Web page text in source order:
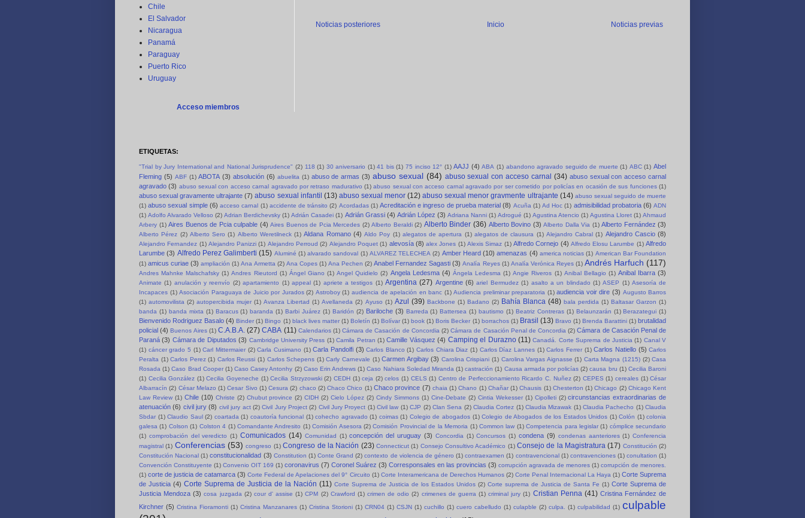
Noticias posteriores Noticias previas
Inicio
Chile
El Salvador
Nicaragua
Panamá
Paraguay
Puerto Rico
Uruguay
Acceso miembros
ETIQUETAS:
"Trial by Jury International and National Jurisprudence" (2) 118 (1) 30 aniversario (1) 41 bis (1) 75 inciso 12° (1) AAJJ (4) ABA (1) abandono agravado seguido de muerte (1) ABC (1) Abel
Fleming (5) ABF (1) ABOTA (3) absolución (6) abuelita (1) abuso de armas (3) abuso sexual (84) abuso sexual con acceso carnal (34) abuso sexual con acceso carnal
agravado (3) abuso sexual con acceso carnal agravado por retraso madurativo (1) abuso sexual con acceso carnal agravado por ser cometido por policías en ocasión de sus funciones (1)
abuso sexual gravamente ultrajante (7) abuso sexual infantil (13) abuso sexual menor (12) abuso sexual menor gravmente ultrajante (14) abuso sexual seguido de muerte
(1) abuso sexual simple (6) acceso carnal (1) accidente de tránsito (2) Acordadas (1) Acreditación e ingreso de prueba material (8) Acuña (1) Ad Hoc (1) admisibilidad probatoria (6) ADN
(1) Adolfo Alvarado Velloso (2) Adrian Berdichevsky (1) Adrián Casadei (1) Adrián Grassi (4) Adrián López (3) Adriana Nanni (1) Adrogué (1) Agustina Atencio (1) Agustina Lloret (1) Ahmaud
Arbery (1) Aires Buenos de Pcia culpable (4) Aires Buenos de Pcia Mercedes (2) Alberto Beraldi (2) Alberto Binder (36) Alberto Bovino (3) Alberto Dalla Via (1) Alberto Fernández (3)
Alberto Pérez (2) Alberto Sero (1) Alberto Weretilneck (1) Aldana Romano (4) Aldo Poy (1) alegatos de apertura (1) alegatos de clausura (1) Alejandro Cabral (1) Alejandro Cascio (8)
Alejandro Fernandez (1) Alejandro Panizzi (1) Alejandro Perroud (2) Alejandro Poquet (1) alevosía (8) alex Jones (1) Alexis Simaz (1) Alfredo Cornejo (4) Alfredo Elosu Larumbe (1) Alfredo
Larumbe (3) Alfredo Perez Galimberti (15) Aluminé (1) alvarado sandoval (1) ALVAREZ TELECHEA (2) Amber Heard (10) amenazas (4) america noticias (1) American Bar Foundation
(1) amicus curiae (3) ampliación (1) Ana Armetta (2) Ana Copes (1) Ana Pechen (2) Anabel Fernandez Sagasti (3) Analía Reyes (1) Analía Verónica Reyes (1) Andrés Harfuch (117)
Andres Mahnke Malschafsky (1) Andres Rieutord (1) Ángel Giano (1) Angel Quidielo (2) Angela Ledesma (4) Ángela Ledesma (1) Angie Riveros (1) Anibal Bellagio (1) Anibal Ibarra (3)
Animate (1) anulación y reenvío (2) apartamiento (1) appeal (1) apriete a testigos (1) Argentina (27) Argentine (6) ariel Bermudez (1) asalto a un blindado (1) ASEP (1) Asesoría de
Incapaces (1) Asociación Paraguaya de Juicio por Jurados (2) Astroboy (1) audiencia de apelación en banc (1) Audiencia preliminar preparatoria (1) audiencia voir dire (3) Augusto Barros
(1) automovilista (2) autopercibida mujer (1) Avanza Libertad (1) Avellaneda (2) Ayuso (1) Azul (39) Backbone (1) Badano (2) Bahía Blanca (48) bala perdida (1) Baltasar Garzon (1)
banda (1) banda mixta (1) Baracus (1) baranda (1) Barbi Juárez (1) Baridón (2) Bariloche (3) Barreda (1) Battersea (1) bautismo (1) Beatriz Contreras (1) Belaunzarán (1) Berazategui (1)
Bienvenido Rodriguez Basalo (4) Binder (1) Bingo (1) black lives matter (1) Boletín (1) Bolívar (1) book (1) Boris Becker (1) borrachos (1) Brasil (13) Bravo (1) Brenda Barattini (1) brutalidad
policial (4) Buenos Aires (1) C.A.B.A. (27) CABA (11) Calendarios (1) Cámara de Casación de Concordia (2) Cámara de Casación Penal de Concordia (2) Cámara de Casación Penal de
Paraná (3) Cámara de Diputados (3) Cambridge University Press (1) Camila Petran (1) Camille Vásquez (4) Camping el Durazno (11) Canadá. Corte Suprema de Justicia (1) Canal V
(1) cáncer grado 5 (1) Carl Mittermaier (2) Carla Cusimano (1) Carla Pandolfi (3) Carlos Blanco (1) Carlos Chiara Diaz (1) Carlos Díaz Lannes (1) Carlos Ferrer (1) Carlos Natiello (5) Carlos
Peralta (1) Carlos Perez (1) Carlos Reussi (1) Carlos Schepens (1) Carly Carnevale (1) Carmen Argibay (3) Carolina Crispiani (1) Carolina Vargas Aignasse (1) Carta Magna (1215) (2) Casa
Rosada (1) Caso Brad Cooper (1) Caso Casey Antonhy (2) Caso Erin Andrews (1) Caso Nahiara Soledad Miranda (1) castración (1) Causa armada por policías (2) causa bru (1) Cecilia Baroni
(1) Cecilia González (1) Cecilia Goyeneche (1) Cecilia Strzyzowski (2) CEDH (1) ceja (2) celos (1) CELS (1) Centro de Perfeccionamiento Ricardo C. Nuñez (2) CEPES (1) cereales (1) César
Albarracín (2) César Melazo (1) Cesar Sivo (1) Cesura (2) chaco (2) Chaco Chico (1) Chaco province (7) chaia (1) Chano (1) Chañar (1) Chausis (1) Chesterton (1) Chicago (2) Chicago Kent
Law Review (1) Chile (10) Christe (2) Chubut province (2) CIDH (2) Cielo López (2) Cindy Simmons (1) Cine-Debate (2) Cintia Wekesser (1) Cipolleti (2) circunstancias extraordinarias de
atenuación (6) civil jury (8) civil jury act (2) Civil Jury Project (2) Civil Jury Proyect (1) Civil law (1) CJP (2) Clan Sena (2) Claudia Cortez (1) Claudia Mizawak (1) Claudia Pachecho (1) Claudia
Sbdar (1) Claudio Saul (2) coartada (1) coautoría funcional (1) cohecho agravado (1) coimas (1) Colegio de abogados (1) Colegio de Abogados de los Estados Unidos (1) Colón (1) colonia
galesa (1) Colson (1) Colston 4 (1) Comandante Andresito (1) Comisión Asesora (2) Comisión Provincial de la Memoria (1) Common law (1) Competencia para legislar (1) cómplice secundario
(1) comprobación del veredicto (1) Comunicados (14) Comunidad (1) concepción del uruguay (3) Concordia (1) Concursos (1) condena (9) condenas aanteriores (1) Conferencia
magistral (1) Conferencias (53) congreso (1) Congreso de la Nación (23) Connecticut (1) Consejo Consultivo Académico (1) Consejo de la Magistratura (17) Constitución (2)
Constitución Nacional (1) constitucionalidad (3) Constitution (1) Conte Grand (2) contexto de violencia de género (1) contraexamen (1) contravencional (1) contravenciones (1) conultation (1)
Convención Constituyente (1) Convenio OIT 169 (1) coronavirus (7) Coronel Suárez (3) Corresponsales en las provincias (3) corrupción agravada de menores (1) corrupción de menores.
(1) corte de justicia de catamarca (3) Corte Federal de Apelaciones del 9° Circuito (1) Corte Interamericana de Derechos Humanos (2) Corte Penal Internacional La Haya (1) Corte Suprema
de Justicia (4) Corte Suprema de Justicia de la Nación (11) Corte Suprema de Justicia de los Estados Unidos (2) Corte suprema de Justicia de Santa Fe (1) Corte Suprema de
Justicia Mendoza (3) cosa juzgada (2) cour d' assise (1) CPM (2) Crawford (1) crimen de odio (2) crimenes de guerra (1) criminal jury (1) Cristian Penna (41) Cristina Fernández de
Kirchner (5) Cristina Fioramonti (1) Cristina Manzanares (1) Cristina Storioni (1) CRN04 (1) CSJN (1) cuchillo (1) cuero cabelludo (1) culapble (2) culpa. (1) culpabilidad (1) culpable